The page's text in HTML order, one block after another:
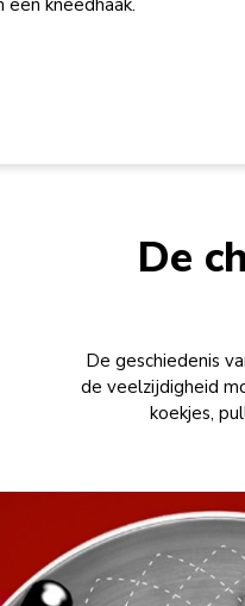
een kneedhaak.
De
De geschiedenis
de veelzijdigheid
koekjes,